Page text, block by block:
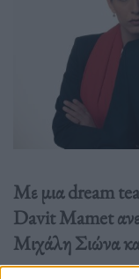
Με μια dream
Davit Mamet
Μιχάλη Σιώνα